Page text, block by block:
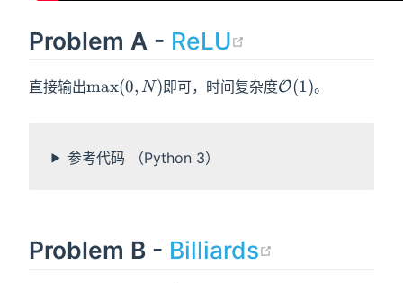
Problem A - ReLU
直接输出\max(0,N)
max(0, N)即可，时间复杂度\mathcal{O}
O(1)。
参考代码 （Python 3）
Problem B - Billiards